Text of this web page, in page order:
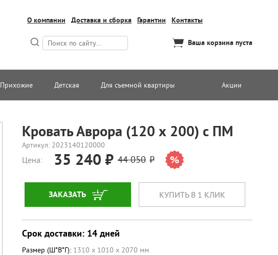
О компании Доставка и сборка Гарантии Контакты
Ваша корзина пуста
Прихожие Детская Для съемной квартиры Акции
Кровать Аврора (120 х 200) с ПМ
Артикул: 2023140120000
Цена: 35 240 44 050
ЗАКАЗАТЬ КУПИТЬ В 1 КЛИК
Срок доставки: 14 дней
Размер (Ш*В*Г): 1310 x 1010 x 2070 мм